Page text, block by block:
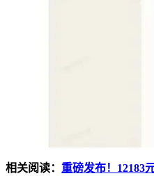
相关阅读： 重磅发布！12183